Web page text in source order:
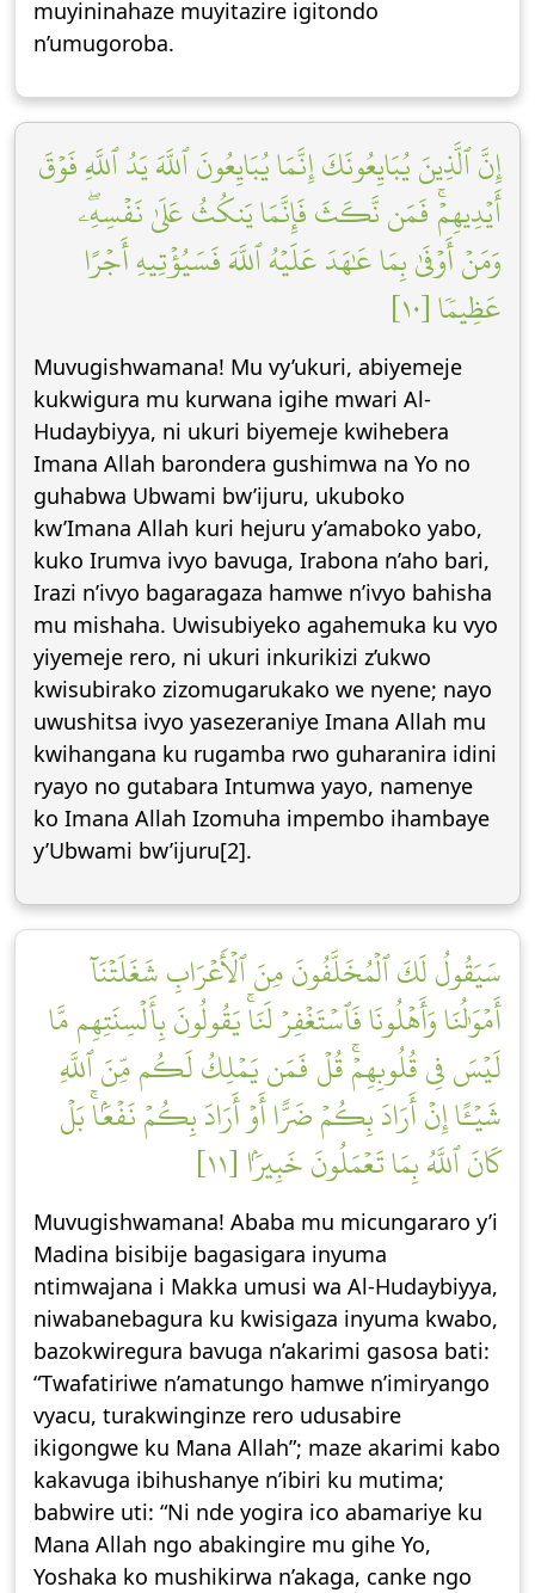
muyininahaze muyitazire igitondo
n’umugoroba.
إِنَّ ٱلَّذِينَ يُبَايِعُونَكَ إِنَّمَا يُبَايِعُونَ ٱللَّهَ يَدُ ٱللَّهِ فَوۡقَ
أَيۡدِيهِمۡۚ فَمَن نَّكَثَ فَإِنَّمَا يَنكُثُ عَلَىٰ نَفۡسِهِۦۖ
وَمَنۡ أَوۡفَىٰ بِمَا عَٰهَدَ عَلَيۡهُ ٱللَّهَ فَسَيُؤۡتِيهِ أَجۡرًا
عَظِيمٗا [١٠]
Muvugishwamana! Mu vy’ukuri, abiyemeje
kukwigura mu kurwana igihe mwari Al-
Hudaybiyya, ni ukuri biyemeje kwihebera
Imana Allah barondera gushimwa na Yo no
guhabwa Ubwami bw’ijuru, ukuboko
kw’Imana Allah kuri hejuru y’amaboko yabo,
kuko Irumva ivyo bavuga, Irabona n’aho bari,
Irazi n’ivyo bagaragaza hamwe n’ivyo bahisha
mu mishaha. Uwisubiyeko agahemuka ku vyo
yiyemeje rero, ni ukuri inkurikizi z’ukwo
kwisubirako zizomugarukako we nyene; nayo
uwushitsa ivyo yasezeraniye Imana Allah mu
kwihangana ku rugamba rwo guharanira idini
ryayo no gutabara Intumwa yayo, namenye
ko Imana Allah Izomuha impembo ihambaye
y’Ubwami bw’ijuru[2].
سَيَقُولُ لَكَ ٱلۡمُخَلَّفُونَ مِنَ ٱلۡأَعۡرَابِ شَغَلَتۡنَآ
أَمۡوَٰلُنَا وَأَهۡلُونَا فَٱسۡتَغۡفِرۡ لَنَاۚ يَقُولُونَ بِأَلۡسِنَتِهِم مَّا
لَيۡسَ فِي قُلُوبِهِمۡۚ قُلۡ فَمَن يَمۡلِكُ لَكُم مِّنَ ٱللَّهِ
شَيۡـًٔا إِنۡ أَرَادَ بِكُمۡ ضَرًّا أَوۡ أَرَادَ بِكُمۡ نَفۡعَۢاۚ بَلۡ
كَانَ ٱللَّهُ بِمَا تَعۡمَلُونَ خَبِيرَۢا [١١]
Muvugishwamana! Ababa mu micungararo y’i
Madina bisibije bagasigara inyuma
ntimwajana i Makka umusi wa Al-Hudaybiyya,
niwabanebagura ku kwisigaza inyuma kwabo,
bazokwiregura bavuga n’akarimi gasosa bati:
“Twafatiriwe n’amatungo hamwe n’imiryango
vyacu, turakwinginze rero udusabire
ikigongwe ku Mana Allah”; maze akarimi kabo
kakavuga ibihushanye n’ibiri ku mutima;
babwire uti: “Ni nde yogira ico abamariye ku
Mana Allah ngo abakingire mu gihe Yo,
Yoshaka ko mushikirwa n’akaga, canke ngo